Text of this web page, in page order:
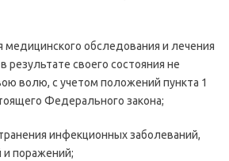
медицинского обследования и лечения
результате своего состояния не
волю, с учетом положений пункта 1
Федерального закона;
инфекционных заболеваний,
и поражений;